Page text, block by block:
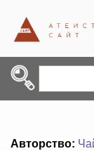
Авторство: